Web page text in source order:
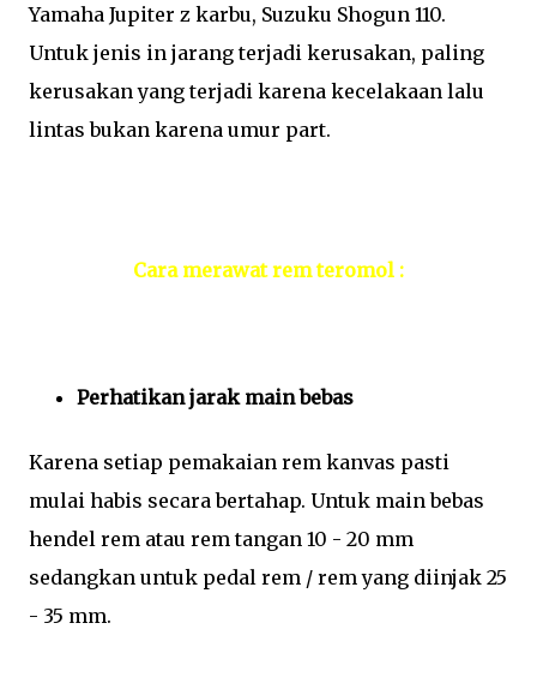
Yamaha Jupiter z karbu, Suzuku Shogun 110.
Untuk jenis in jarang terjadi kerusakan, paling
kerusakan yang terjadi karena kecelakaan lalu
lintas bukan karena umur part.
Cara merawat rem teromol :
Perhatikan jarak main bebas
Karena setiap pemakaian rem kanvas pasti
mulai habis secara bertahap. Untuk main bebas
hendel rem atau rem tangan 10 - 20 mm
sedangkan untuk pedal rem / rem yang diinjak 25
- 35 mm.